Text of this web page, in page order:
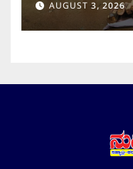
AUGUST 3, 2026